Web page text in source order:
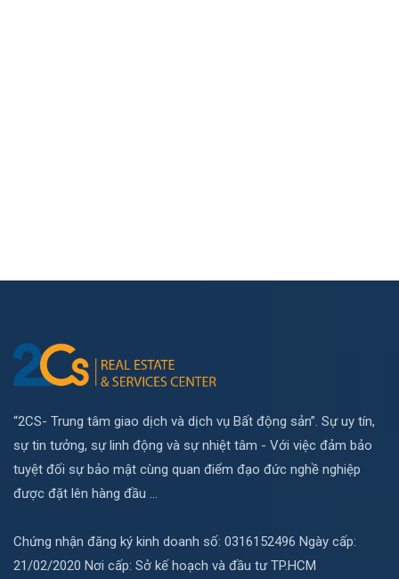
“2CS- Trung tâm giao dịch và dịch vụ Bất động sản”. Sự uy tín,
sự tin tưởng, sự linh động và sự nhiệt tâm - Với việc đảm bảo
tuyệt đối sự bảo mật cùng quan điểm đạo đức nghề nghiệp
được đặt lên hàng đầu ...
Chứng nhận đăng ký kinh doanh số: 0316152496 Ngày cấp:
21/02/2020 Nơi cấp: Sở kế hoạch và đầu tư TP.HCM